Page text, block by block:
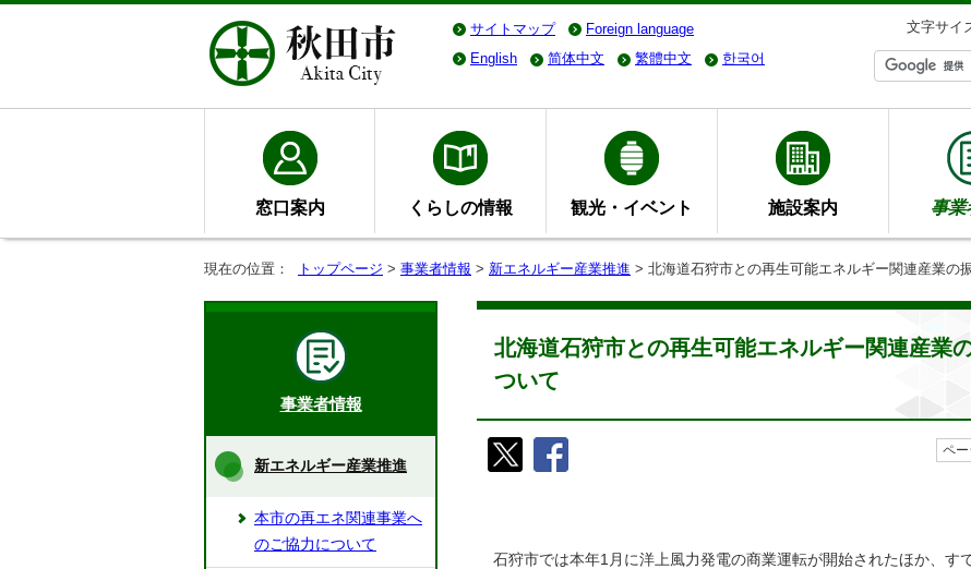
サイトマップ Foreign language 文字サイ
English
简体中文 繁體中文 한국어
窓口案内 くらしの情報 観光・イベント 施設案内 事業
現在の位置： トップページ > 事業者情報 > 新エネルギー産業推進 > 北海道石狩市との再生可能エネルギー関連産業の
北海道石狩市との再生可能エネルギー関連産業
ついて
ペ
石狩市では本年1月に洋上風力発電の商業運転が開始されたほか、す
事業者情報
新エネルギー産業推進
本市の再エネ関連事業へ
のご協力について